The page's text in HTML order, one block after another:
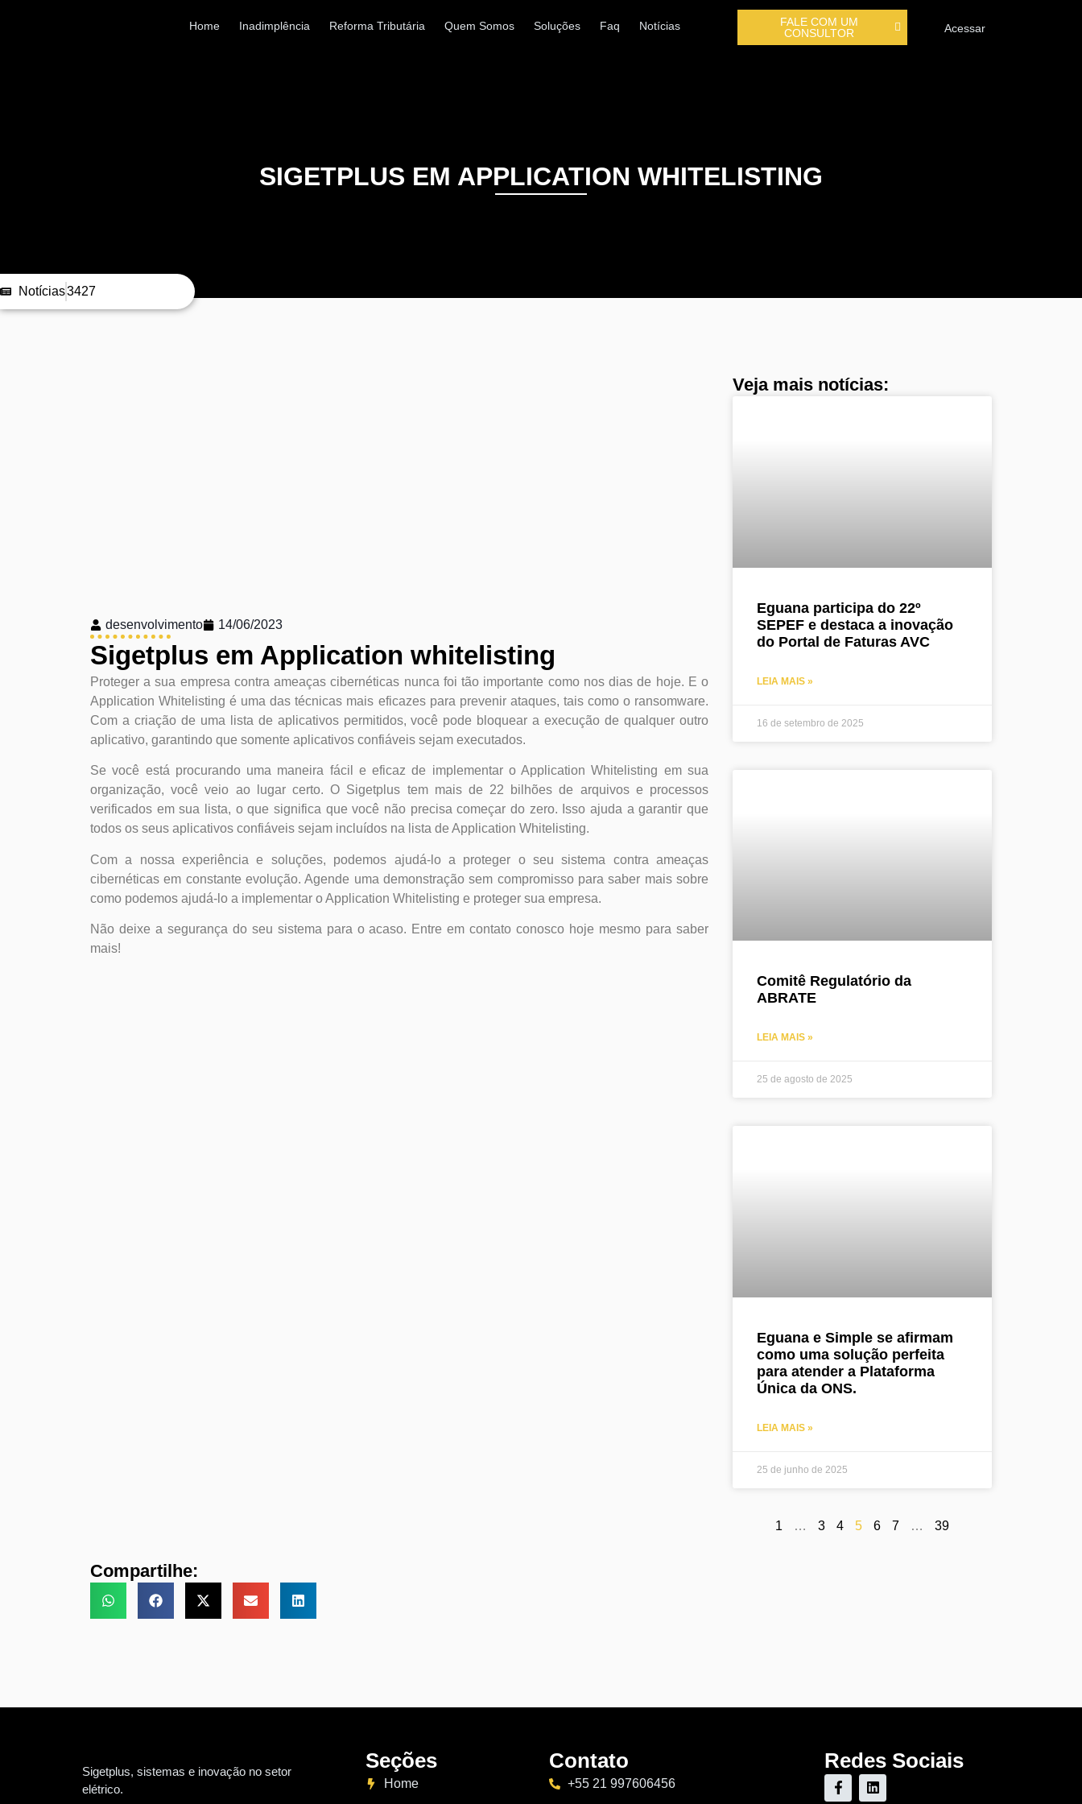
Home Inadimplência Reforma Tributária Quem Somos Soluções Faq Notícias
FALE COM UM
CONSULTOR
Acessar
SIGETPLUS EM APPLICATION WHITELISTING
Notícias3427
desenvolvimento 14/06/2023
Sigetplus em Application whitelisting
Proteger a sua empresa contra ameaças cibernéticas nunca foi tão importante como nos dias de hoje. E o
Application Whitelisting é uma das técnicas mais eficazes para prevenir ataques, tais como o ransomware.
Com a criação de uma lista de aplicativos permitidos, você pode bloquear a execução de qualquer outro
aplicativo, garantindo que somente aplicativos confiáveis sejam executados.
Se você está procurando uma maneira fácil e eficaz de implementar o Application Whitelisting em sua
organização, você veio ao lugar certo. O Sigetplus tem mais de 22 bilhões de arquivos e processos
verificados em sua lista, o que significa que você não precisa começar do zero. Isso ajuda a garantir que
todos os seus aplicativos confiáveis sejam incluídos na lista de Application Whitelisting.
Com a nossa experiência e soluções, podemos ajudá-lo a proteger o seu sistema contra ameaças
cibernéticas em constante evolução. Agende uma demonstração sem compromisso para saber mais sobre
como podemos ajudá-lo a implementar o Application Whitelisting e proteger sua empresa.
Não deixe a segurança do seu sistema para o acaso. Entre em contato conosco hoje mesmo para saber
mais!
Veja mais notícias:
Eguana participa do 22º
SEPEF e destaca a inovação
do Portal de Faturas AVC
LEIA MAIS »
16 de setembro de 2025
Comitê Regulatório da
ABRATE
LEIA MAIS »
25 de agosto de 2025
Eguana e Simple se afirmam
como uma solução perfeita
para atender a Plataforma
Única da ONS.
LEIA MAIS »
25 de junho de 2025
1 … 3 4 5 6 7 … 39
Compartilhe:
Sigetplus, sistemas e inovação no setor
elétrico.
Seções
Home
Contato
+55 21 997606456
Redes Sociais